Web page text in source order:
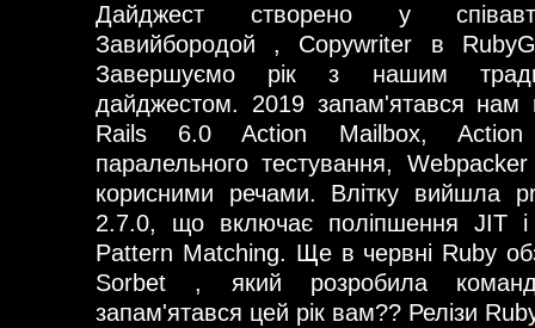
Дайджест створено у
Завийбородой , Copywriter в
Завершуємо рік з нашим
дайджестом. 2019 запам'ятався нам
Rails 6.0 Action Mailbox, Action
паралельного тестування,
корисними речами. Влітку вийшла
2.7.0, що включає поліпшення JIT і
Pattern Matching. Ще в червні Ruby
Sorbet , який розробила
запам'ятався цей рік вам?? Релізи